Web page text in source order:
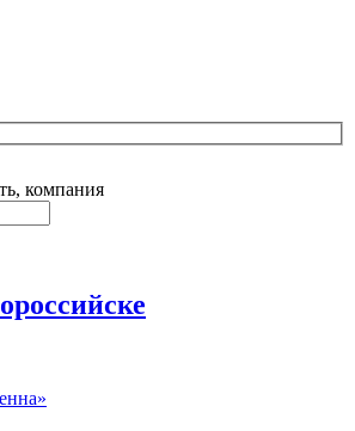
компания